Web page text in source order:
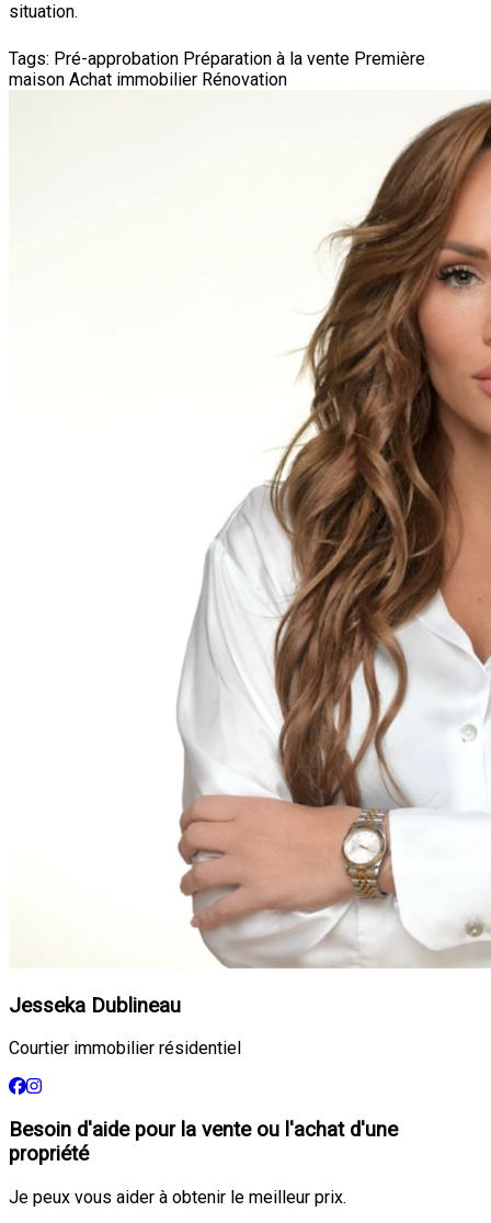
situation.
Tags: Pré-approbation Préparation à la vente Première
maison Achat immobilier Rénovation
Jesseka Dublineau
Courtier immobilier résidentiel
Besoin d'aide pour la vente ou l'achat d'une
propriété
Je peux vous aider à obtenir le meilleur prix.